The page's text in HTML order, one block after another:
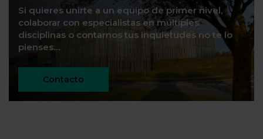
Si quieres unirte a un equipo de primer nivel,
colaborar con especialistas en múltiples
disciplinas o contarnos tus inquietudes no te lo
pienses…
Contacto